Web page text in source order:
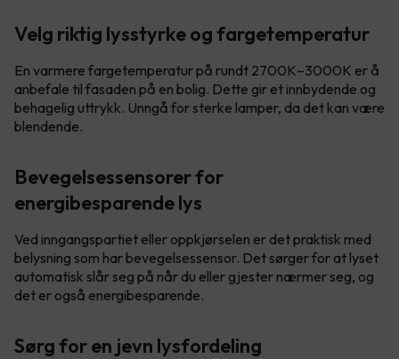
Velg riktig lysstyrke og fargetemperatur
En varmere fargetemperatur på rundt 2700K–3000K er å
anbefale til fasaden på en bolig. Dette gir et innbydende og
behagelig uttrykk. Unngå for sterke lamper, da det kan være
blendende.
Bevegelsessensorer for
energibesparende lys
Ved inngangspartiet eller oppkjørselen er det praktisk med
belysning som har bevegelsessensor. Det sørger for at lyset
automatisk slår seg på når du eller gjester nærmer seg, og
det er også energibesparende.
Sørg for en jevn lysfordeling